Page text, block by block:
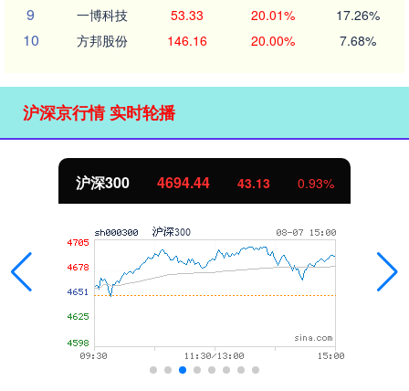
9 一博科技 53.33 20.01% 17.26%
10 方邦股份 146.16 20.00% 7.68%
沪深京行情 实时轮播
北证50 1134.24 11.37 1.01%